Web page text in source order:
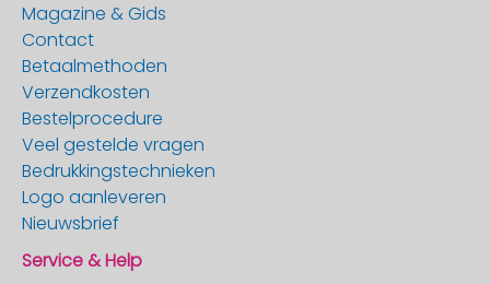
Magazine & Gids
Contact
Betaalmethoden
Verzendkosten
Bestelprocedure
Veel gestelde vragen
Bedrukkingstechnieken
Logo aanleveren
Nieuwsbrief
Service & Help